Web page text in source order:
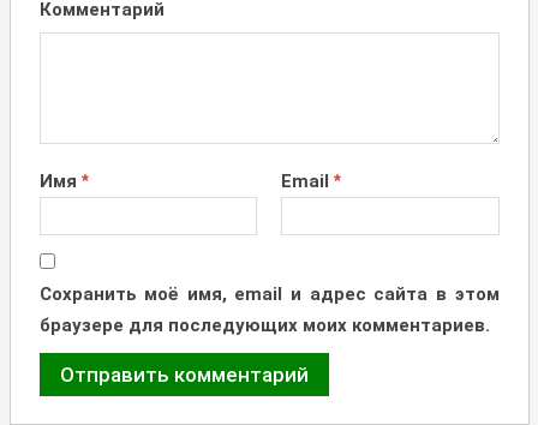
Комментарий
Имя * Email *
Сохранить моё имя, email и адрес сайта в этом
браузере для последующих моих комментариев.